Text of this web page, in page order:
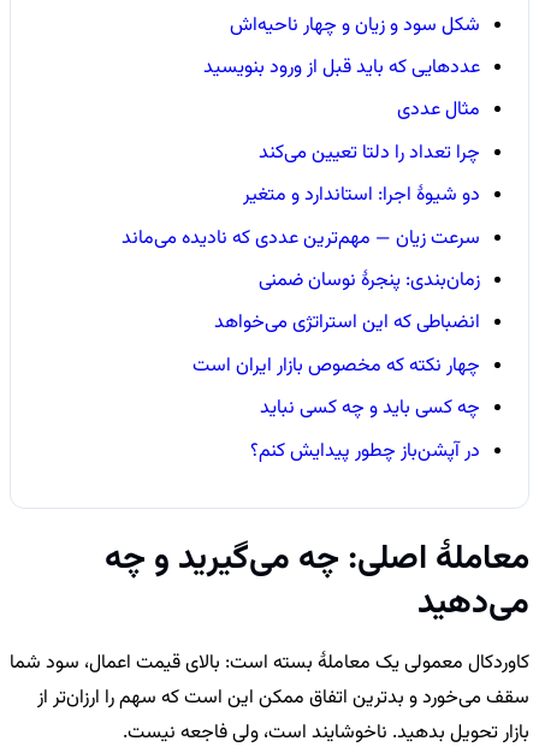
شکل سود و زیان و چهار ناحیه‌اش
عددهایی که باید قبل از ورود بنویسید
مثال عددی
چرا تعداد را دلتا تعیین می‌کند
دو شیوهٔ اجرا: استاندارد و متغیر
سرعت زیان — مهم‌ترین عددی که نادیده می‌ماند
زمان‌بندی: پنجرهٔ نوسان ضمنی
انضباطی که این استراتژی می‌خواهد
چهار نکته که مخصوص بازار ایران است
چه کسی باید و چه کسی نباید
در آپشن‌باز چطور پیدایش کنم؟
معاملهٔ اصلی: چه می‌گیرید و چه
می‌دهید
کاوردکال معمولی یک معاملهٔ بسته است: بالای قیمت اعمال، سود شما
سقف می‌خورد و بدترین اتفاق ممکن این است که سهم را ارزان‌تر از
بازار تحویل بدهید. ناخوشایند است، ولی فاجعه نیست.